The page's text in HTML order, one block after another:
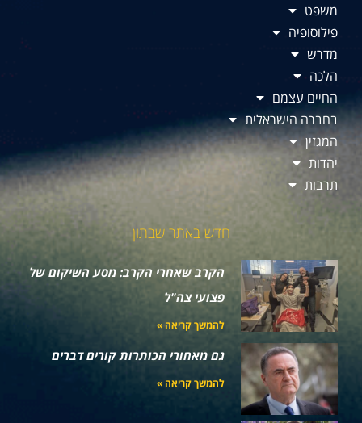
משפט
פילוסופיה
מדרש
הלכה
החיים עצמם
בחברה הישראלית
המגזין
יהדות
תרבות
חדש באתר שבתון
הקרב שאחרי הקרב: מסע השיקום של
פצועי צה"ל
להמשך קריאה »
גם מאחורי הכותרות קורים דברים
להמשך קריאה »